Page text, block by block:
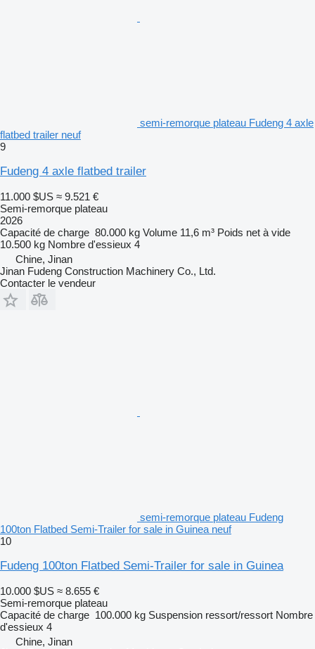
semi-remorque plateau Fudeng 4 axle
flatbed trailer neuf
9
Fudeng 4 axle flatbed trailer
11.000 $US ≈ 9.521 €
Semi-remorque plateau
2026
Capacité de charge 80.000 kg Volume 11,6 m³ Poids net à vide
10.500 kg Nombre d'essieux 4
Chine, Jinan
Jinan Fudeng Construction Machinery Co., Ltd.
Contacter le vendeur
semi-remorque plateau Fudeng
100ton Flatbed Semi-Trailer for sale in Guinea neuf
10
Fudeng 100ton Flatbed Semi-Trailer for sale in Guinea
10.000 $US ≈ 8.655 €
Semi-remorque plateau
Capacité de charge 100.000 kg Suspension ressort/ressort Nombre
d'essieux 4
Chine, Jinan